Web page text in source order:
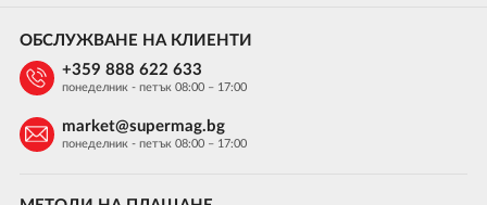
ОБСЛУЖВАНЕ НА КЛИЕНТИ
+359 888 622 633
понеделник - петък 08:00 – 17:00
market@supermag.bg
понеделник - петък 08:00 – 17:00